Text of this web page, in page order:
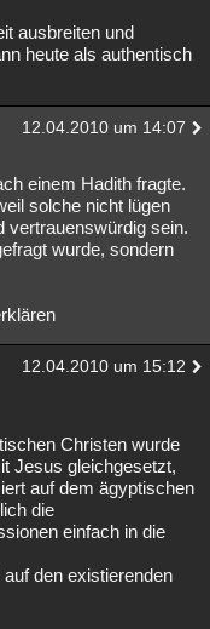
ausbreiten und
heute als authentisch
12.04.2010 um 14:07
einem Hadith fragte.
solche nicht lügen
vertrauenswürdig sein.
wurde, sondern
12.04.2010 um 15:12
Christen wurde
Jesus gleichgesetzt,
auf dem ägyptischen
die
einfach in die
den existierenden